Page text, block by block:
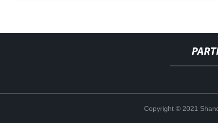
Copyright © 2021